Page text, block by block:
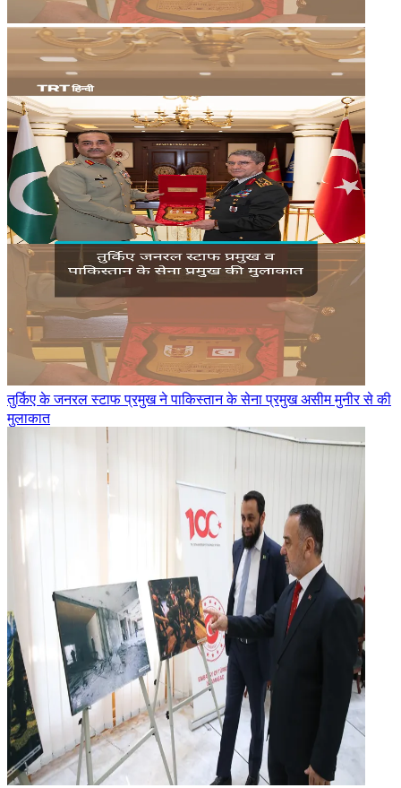
तुर्किए के जनरल स्टाफ प्रमुख ने पाकिस्तान के सेना प्रमुख असीम मुनीर से की
मुलाकात